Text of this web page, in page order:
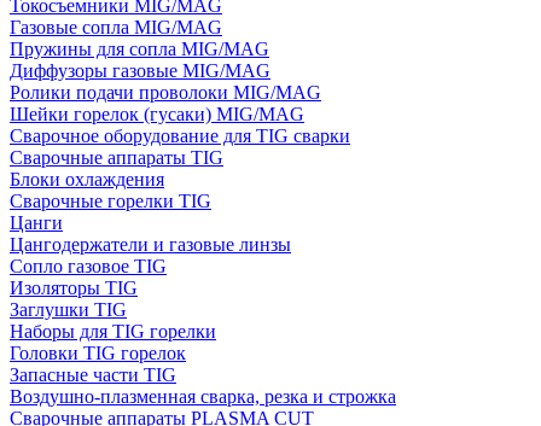
Токосъемники MIG/MAG
Газовые сопла MIG/MAG
Пружины для сопла MIG/MAG
Диффузоры газовые MIG/MAG
Ролики подачи проволоки MIG/MAG
Шейки горелок (гусаки) MIG/MAG
Сварочное оборудование для TIG сварки
Сварочные аппараты TIG
Блоки охлаждения
Сварочные горелки TIG
Цанги
Цангодержатели и газовые линзы
Сопло газовое TIG
Изоляторы TIG
Заглушки TIG
Наборы для TIG горелки
Головки TIG горелок
Запасные части TIG
Воздушно-плазменная сварка, резка и строжка
Сварочные аппараты PLASMA CUT